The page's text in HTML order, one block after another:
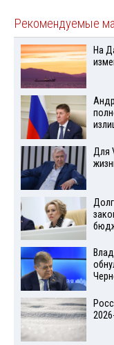
Рекомендуемые
На
Для